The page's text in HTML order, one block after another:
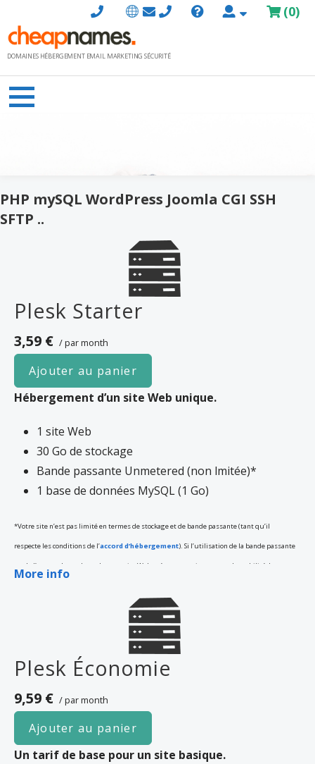
au
contenu
(0)
DOMAINES HÉBERGEMENT EMAIL MARKETING SÉCURITÉ
PHP mySQL WordPress Joomla CGI SSH
SFTP ..
Plesk Starter
3,59 € / par month
Ajouter au panier
Hébergement d’un site Web unique.
1 site Web
30 Go de stockage
Bande passante Unmetered (non lmitée)*
1 base de données MySQL (1 Go)
*Votre site n’est pas limité en termes de stockage et de bande passante (tant qu’il
respecte les conditions de l’accord d’hébergement). Si l’utilisation de la bande passante
ou de l’espace de stockage de votre site Web présente un risque pour la stabilité, les
vous faudra éventuellement faire une mise à niveau de serveur. Dans le cas contraire,
nous pouvons prendre des mesures pour restreindre les ressources utilisées par votre
site Web. Il est très rare de voir un site Web violer les conditions de notre accord
d’hébergement ; cela arrive généralement avec les sites qui utilisent l’hébergement
More info
Plesk Économie
9,59 € / par month
Ajouter au panier
Un tarif de base pour un site basique.